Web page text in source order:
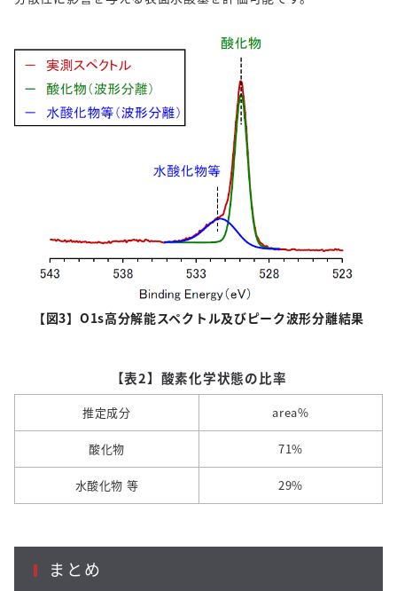
【図3】O1s高分解能スペクトル及びピーク波形分離結果
【表2】酸素化学状態の比率
推定成分 area%
酸化物 71%
水酸化物 等 29%
まとめ